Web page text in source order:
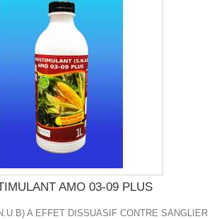
AMO 03-09 PLUS
A EFFET DISSUASIF CONTRE SANGLIER